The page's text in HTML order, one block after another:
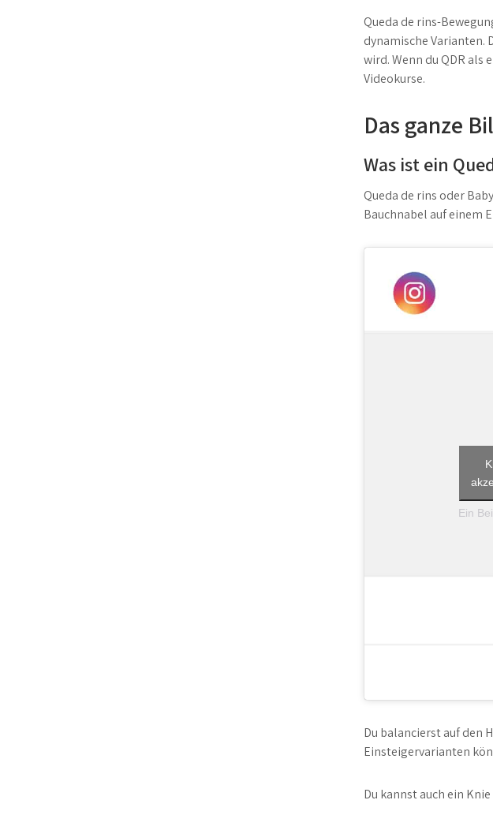
Queda de rins-
dynamische Varianten.
wird. Wenn du QDR
Videokurse.
Das ganze
Was ist ein
Queda de rins oder
Bauchnabel auf einem
Ein
Du balancierst auf den
Einsteigervarianten
Du kannst auch ein